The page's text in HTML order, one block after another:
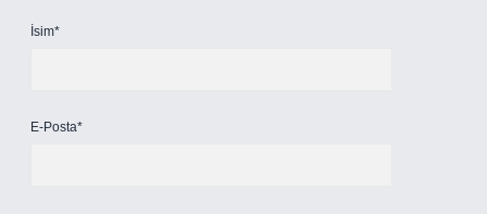
İsim*
E-Posta*